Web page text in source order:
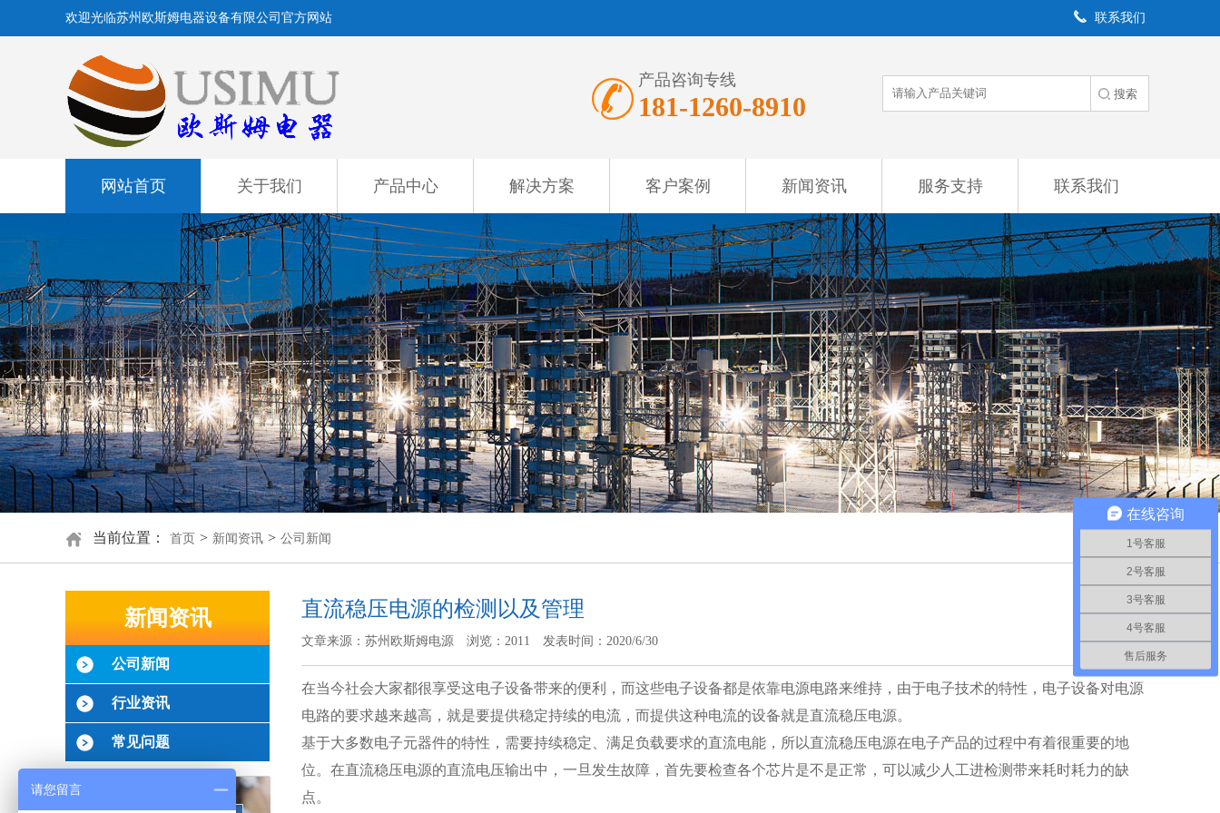
欢迎光临苏州欧斯姆电器设备有限公司官方网站 联系我们
产品咨询专线
181-1260-8910
网站首页 关于我们 产品中心 解决方案 客户案例 新闻资讯 服务支持 联系我们
当前位置： 首页 > 新闻资讯 > 公司新闻
新闻资讯
公司新闻
行业资讯
常见问题
直流稳压电源的检测以及管理
文章来源：苏州欧斯姆电源 浏览：2011 发表时间：2020/6/30
在当今社会大家都很享受这电子设备带来的便利，而这些电子设备都是依靠电源电路来维持，由于电子技术的特性，电子设备对电源
电路的要求越来越高，就是要提供稳定持续的电流，而提供这种电流的设备就是直流稳压电源。
基于大多数电子元器件的特性，需要持续稳定、满足负载要求的直流电能，所以直流稳压电源在电子产品的过程中有着很重要的地
位。在直流稳压电源的直流电压输出中，一旦发生故障，首先要检查各个芯片是不是正常，可以减少人工进检测带来耗时耗力的缺
点。
在线咨询
1号客服
2号客服
3号客服
4号客服
售后服务
请您留言